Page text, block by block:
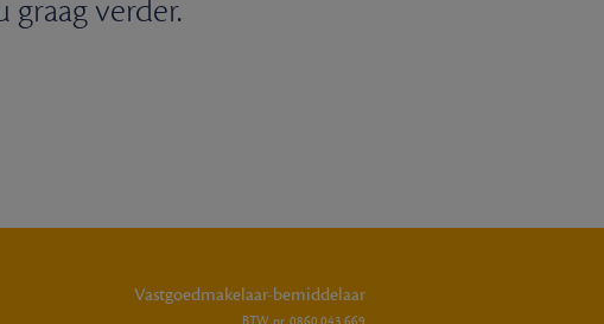
verder.
Vastgoedmakelaar-bemiddelaar